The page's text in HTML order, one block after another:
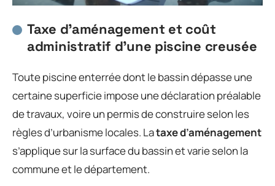
Taxe d’aménagement et coût
administratif d’une piscine creusée
Toute piscine enterrée dont le bassin dépasse une
certaine superficie impose une déclaration préalable
de travaux, voire un permis de construire selon les
règles d’urbanisme locales. Lataxe d’aménagement
s’applique sur la surface du bassin et varie selon la
commune et le département.